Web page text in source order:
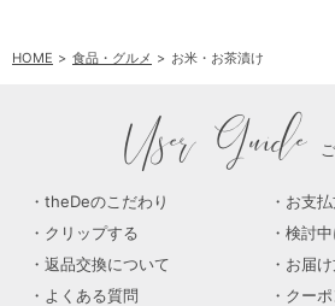
HOME 食品・グルメ お米・お茶漬け
User Guide
theDeのこだわり
お支
クリップする
検討
返品交換について
お届
よくある質問
クー